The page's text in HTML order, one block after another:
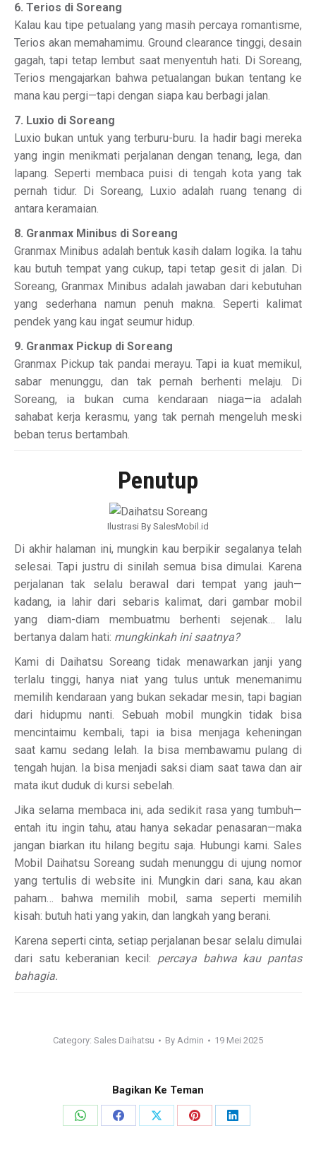
6. Terios di Soreang
Kalau kau tipe petualang yang masih percaya romantisme,
Terios akan memahamimu. Ground clearance tinggi, desain
gagah, tapi tetap lembut saat menyentuh hati. Di Soreang,
Terios mengajarkan bahwa petualangan bukan tentang ke
mana kau pergi—tapi dengan siapa kau berbagi jalan.
7. Luxio di Soreang
Luxio bukan untuk yang terburu-buru. Ia hadir bagi mereka
yang ingin menikmati perjalanan dengan tenang, lega, dan
lapang. Seperti membaca puisi di tengah kota yang tak
pernah tidur. Di Soreang, Luxio adalah ruang tenang di
antara keramaian.
8. Granmax Minibus di Soreang
Granmax Minibus adalah bentuk kasih dalam logika. Ia tahu
kau butuh tempat yang cukup, tapi tetap gesit di jalan. Di
Soreang, Granmax Minibus adalah jawaban dari kebutuhan
yang sederhana namun penuh makna. Seperti kalimat
pendek yang kau ingat seumur hidup.
9. Granmax Pickup di Soreang
Granmax Pickup tak pandai merayu. Tapi ia kuat memikul,
sabar menunggu, dan tak pernah berhenti melaju. Di
Soreang, ia bukan cuma kendaraan niaga—ia adalah
sahabat kerja kerasmu, yang tak pernah mengeluh meski
beban terus bertambah.
Penutup
Ilustrasi By SalesMobil.id
Di akhir halaman ini, mungkin kau berpikir segalanya telah
selesai. Tapi justru di sinilah semua bisa dimulai. Karena
perjalanan tak selalu berawal dari tempat yang jauh—
kadang, ia lahir dari sebaris kalimat, dari gambar mobil
yang diam-diam membuatmu berhenti sejenak… lalu
bertanya dalam hati: mungkinkah ini saatnya?
Kami di Daihatsu Soreang tidak menawarkan janji yang
terlalu tinggi, hanya niat yang tulus untuk menemanimu
memilih kendaraan yang bukan sekadar mesin, tapi bagian
dari hidupmu nanti. Sebuah mobil mungkin tidak bisa
mencintaimu kembali, tapi ia bisa menjaga keheningan
saat kamu sedang lelah. Ia bisa membawamu pulang di
tengah hujan. Ia bisa menjadi saksi diam saat tawa dan air
mata ikut duduk di kursi sebelah.
Jika selama membaca ini, ada sedikit rasa yang tumbuh—
entah itu ingin tahu, atau hanya sekadar penasaran—maka
jangan biarkan itu hilang begitu saja. Hubungi kami. Sales
Mobil Daihatsu Soreang sudah menunggu di ujung nomor
yang tertulis di website ini. Mungkin dari sana, kau akan
paham… bahwa memilih mobil, sama seperti memilih
kisah: butuh hati yang yakin, dan langkah yang berani.
Karena seperti cinta, setiap perjalanan besar selalu dimulai
dari satu keberanian kecil: percaya bahwa kau pantas
bahagia.
Category: Sales Daihatsu By Admin 19 Mei 2025
Bagikan Ke Teman
Share
Share
Share
Share
Share